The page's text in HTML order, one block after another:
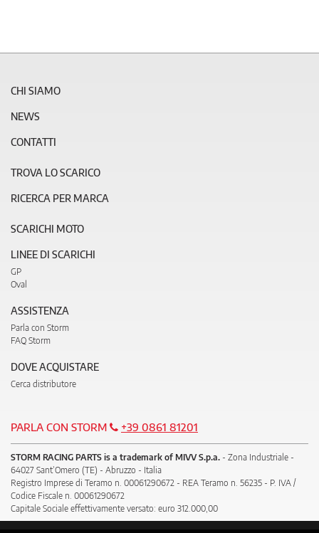
CHI SIAMO
NEWS
CONTATTI
TROVA LO SCARICO
RICERCA PER MARCA
SCARICHI MOTO
LINEE DI SCARICHI
GP
Oval
ASSISTENZA
Parla con Storm
FAQ Storm
DOVE ACQUISTARE
Cerca distributore
PARLA CON STORM +39 0861 81201
STORM RACING PARTS is a trademark of MIVV S.p.a. - Zona Industriale -
64027 Sant’Omero (TE) - Abruzzo - Italia
Registro Imprese di Teramo n. 00061290672 - REA Teramo n. 56235 - P. IVA /
Codice Fiscale n. 00061290672
Capitale Sociale effettivamente versato: euro 312.000,00